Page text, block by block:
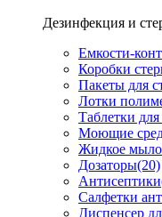
Дезинфекция и
Емкости-
Коробки
Пакеты для
Лотки
Таблетки
Моющие
Жидкое мыло
Дозаторы(20)
Антисептики
Салфетки
Диспенсер